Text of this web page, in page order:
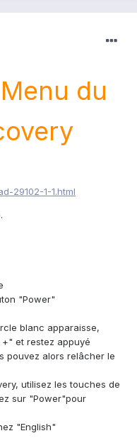
du
29102-1-1.html
"Power"
blanc apparaisse,
et restez appuyé
pouvez alors relâcher le
utilisez les touches de
sur "Power"pour
"English"